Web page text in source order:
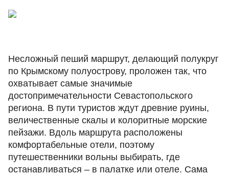
Несложный пеший маршрут, делающий полукруг
по Крымскому полуострову, проложен так, что
охватывает самые значимые
достопримечательности Севастопольского
региона. В пути туристов ждут древние руины,
величественные скалы и колоритные морские
пейзажи. Вдоль маршрута расположены
комфортабельные отели, поэтому
путешественники вольны выбирать, где
останавливаться – в палатке или отеле. Сама